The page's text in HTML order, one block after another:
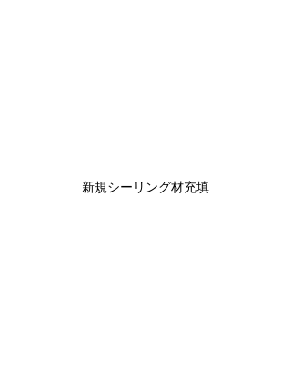
新規シーリング材充填